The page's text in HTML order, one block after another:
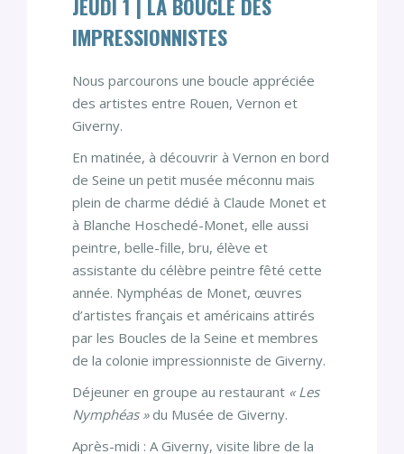
JEUDI 1 | LA BOUCLE DES
IMPRESSIONNISTES
Nous parcourons une boucle appréciée
des artistes entre Rouen, Vernon et
Giverny.
En matinée, à découvrir à Vernon en bord
de Seine un petit musée méconnu mais
plein de charme dédié à Claude Monet et
à Blanche Hoschedé-Monet, elle aussi
peintre, belle-fille, bru, élève et
assistante du célèbre peintre fêté cette
année. Nymphéas de Monet, œuvres
d’artistes français et américains attirés
par les Boucles de la Seine et membres
de la colonie impressionniste de Giverny.
Déjeuner en groupe au restaurant « Les
Nymphéas »du Musée de Giverny.
Après-midi : A Giverny, visite libre de la